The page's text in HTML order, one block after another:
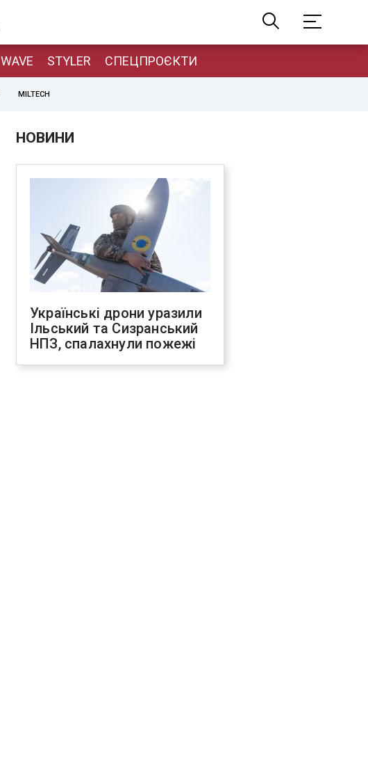
WAVE STYLER СПЕЦПРОЄКТИ
MILTECH
НОВИНИ
Українські дрони уразили
Ільський та Сизранський
НПЗ, спалахнули пожежі